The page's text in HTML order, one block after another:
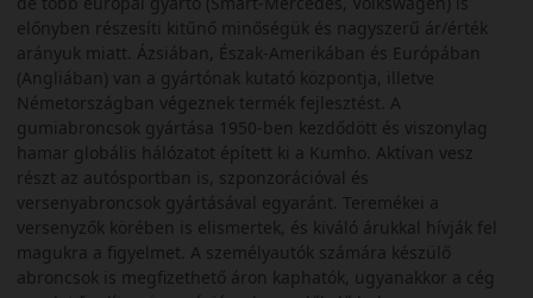
előnyben részesíti kitűnő minőségük és nagyszerű ár/érték
arányuk miatt. Ázsiában, Észak-Amerikában és Európában
(Angliában) van a gyártónak kutató központja, illetve
Németországban végeznek termék fejlesztést. A
gumiabroncsok gyártása 1950-ben kezdődött és viszonylag
hamar globális hálózatot épített ki a Kumho. Aktívan vesz
részt az autósportban is, szponzorációval és
versenyabroncsok gyártásával egyaránt. Teremékei a
versenyzők körében is elismertek, és kiváló árukkal hívják fel
magukra a figyelmet. A személyautók számára készülő
abroncsok is megfizethető áron kaphatók, ugyanakkor a cég